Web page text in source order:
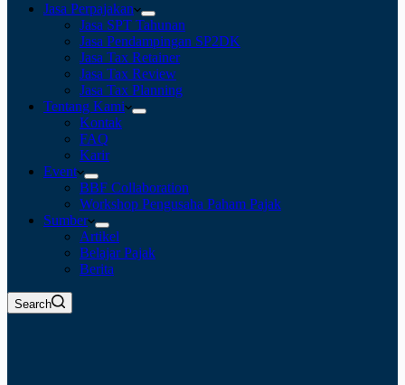
Jasa Perpajakan
Jasa SPT Tahunan
Jasa Pendampingan SP2DK
Jasa Tax Retainer
Jasa Tax Review
Jasa Tax Planning
Tentang Kami
Kontak
FAQ
Karir
Event
BBF Collaboration
Workshop Pengusaha Paham Pajak
Sumber
Artikel
Belajar Pajak
Berita
Search